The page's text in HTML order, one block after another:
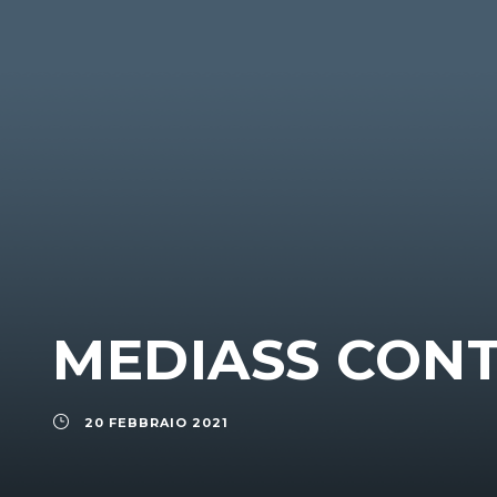
MEDIASS
20 FEBBRAIO 2021